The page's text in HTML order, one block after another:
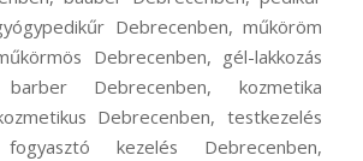
Debrecenben, műköröm
Debrecenben, gél-lakkozás
barber Debrecenben, kozmetika
Debrecenben, testkezelés
fogyasztó kezelés Debrecenben,